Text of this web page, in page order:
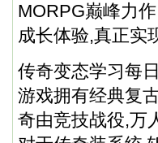
MORPG巅峰力
成长体验,真正实
传奇变态学习每
游戏拥有经典复
奇由竞技战役,万